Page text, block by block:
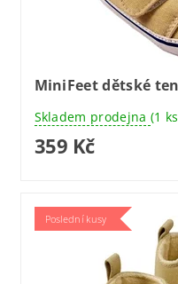
MiniFeet dětské
Skladem prodejna (1
359 Kč
Poslední kusy